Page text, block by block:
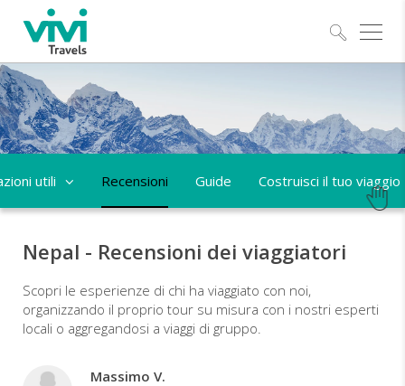
utili Recensioni Guide Costruisci il tuo viaggio
Nepal - Recensioni dei viaggiatori
Scopri le esperienze di chi ha viaggiato con noi,
organizzando il proprio tour su misura con i nostri esperti
locali o aggregandosi a viaggi di gruppo.
Massimo V.